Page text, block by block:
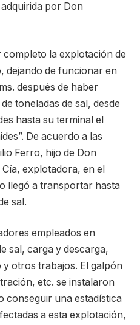
por Don
la explotación de
dejando de funcionar en
después de haber
toneladas de sal, desde
hasta su terminal el
De acuerdo a las
Ferro, hijo de Don
explotadora, en el
llegó a transportar hasta
sal.
empleados en
sal, carga y descarga,
otros trabajos. El galpón
etc. se instalaron
conseguir una estadística
a esta explotación,